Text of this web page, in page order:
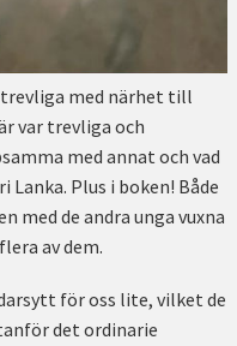
trevliga med närhet till
var trevliga och
med annat och vad
Lanka. Plus i boken! Både
med de andra unga vuxna
av dem.
för oss lite, vilket de
det ordinarie